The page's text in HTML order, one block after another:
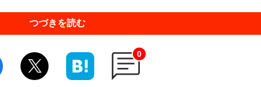
つづきを読む
0